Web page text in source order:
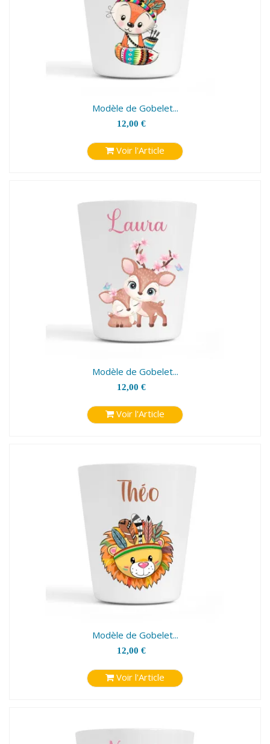
Modèle de Gobelet...
12,00 €
Voir l'Article
Modèle de Gobelet...
12,00 €
Voir l'Article
Modèle de Gobelet...
12,00 €
Voir l'Article